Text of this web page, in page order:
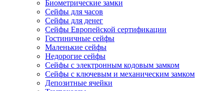
Биометрические замки
Сейфы для часов
Сейфы для денег
Сейфы Европейской сертификации
Гостиничные сейфы
Маленькие сейфы
Недорогие сейфы
Сейфы с электронным кодовым замком
Сейфы с ключевым и механическим замком
Депозитные ячейки